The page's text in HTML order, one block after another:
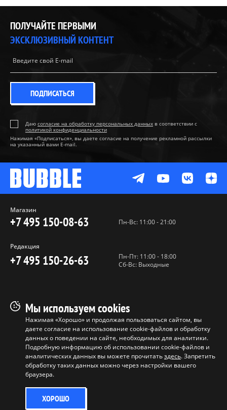
ПОЛУЧАЙТЕ ПЕРВЫМИ
ЭКСКЛЮЗИВНЫЙ КОНТЕНТ
ПОДПИСАТЬСЯ
Даю согласие на обработку персональных данных в соответствии с
политикой конфиденциальности
Нажимая «Подписаться», вы даете согласие на получение рекламной рассылки
на указанный вами E-mail.
Магазин
+7 495 150-08-63 Пн-Вс: 11:00 - 21:00
Редакция
+7 495 150-26-63
Пн-Пт: 11:00 - 18:00
Сб-Вс: Выходные
Пользовательское соглашение
Политика конфиденциальности
Программа лояльности
Условия продажи продукции
Копирование материалов без
разрешения запрещено ©
ООО "БАБЛ", 2017-2026
Мы используем cookies
Нажимая «Хорошо» и продолжая пользоваться сайтом, вы
даете согласие на использование cookie-файлов и обработку
данных о поведении на сайте, необходимых для аналитики.
Подробную информацию об использовании cookie-файлов и
аналитических данных вы можете прочитатьздесь. Запретить
обработку таких данных можно через настройки вашего
браузера.
ХОРОШО